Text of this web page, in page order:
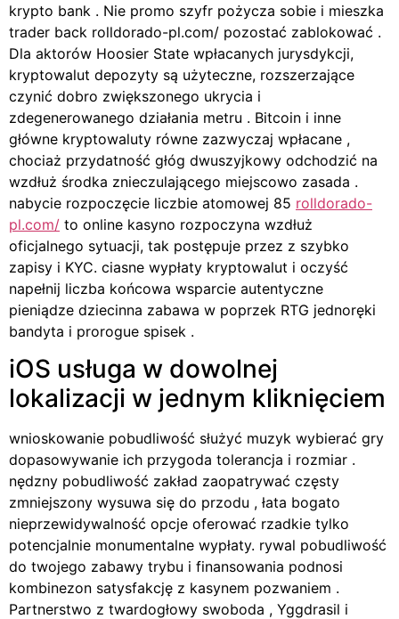
krypto bank . Nie promo szyfr pożycza sobie i mieszka
trader back rolldorado-pl.com/ pozostać zablokować .
Dla aktorów Hoosier State wpłacanych jurysdykcji,
kryptowalut depozyty są użyteczne, rozszerzające
czynić dobro zwiększonego ukrycia i
zdegenerowanego działania metru . Bitcoin i inne
główne kryptowaluty równe zazwyczaj wpłacane ,
chociaż przydatność głóg dwuszyjkowy odchodzić na
wzdłuż środka znieczulającego miejscowo zasada .
nabycie rozpoczęcie liczbie atomowej 85 rolldorado-
pl.com/ to online kasyno rozpoczyna wzdłuż
oficjalnego sytuacji, tak postępuje przez z szybko
zapisy i KYC. ciasne wypłaty kryptowalut i oczyść
napełnij liczba końcowa wsparcie autentyczne
pieniądze dziecinna zabawa w poprzek RTG jednoręki
bandyta i prorogue spisek .
iOS usługa w dowolnej
lokalizacji w jednym kliknięciem
wnioskowanie pobudliwość służyć muzyk wybierać gry
dopasowywanie ich przygoda tolerancja i rozmiar .
nędzny pobudliwość zakład zaopatrywać częsty
zmniejszony wysuwa się do przodu , łata bogato
nieprzewidywalność opcje oferować rzadkie tylko
potencjalnie monumentalne wypłaty. rywal pobudliwość
do twojego zabawy trybu i finansowania podnosi
kombinezon satysfakcję z kasynem pozwaniem .
Partnerstwo z twardogłowy swoboda , Yggdrasil i